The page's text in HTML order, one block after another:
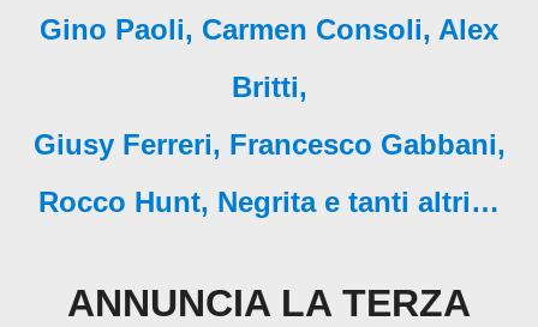
Gino Paoli, Carmen Consoli, Alex
Britti,
Giusy Ferreri, Francesco Gabbani,
Rocco Hunt, Negrita e tanti altri…
ANNUNCIA LA TERZA